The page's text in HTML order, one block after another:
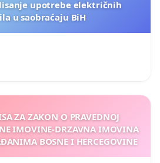
upotrebe električnih
u saobraćaju BiH
ZA ZAKON O PRAVEDNOJ
IMOVINE-DRZAVNA IMOVINA
BOSNE I HERCEGOVINE